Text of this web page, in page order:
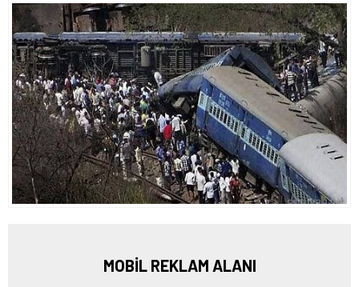
MOBİL REKLAM ALANI